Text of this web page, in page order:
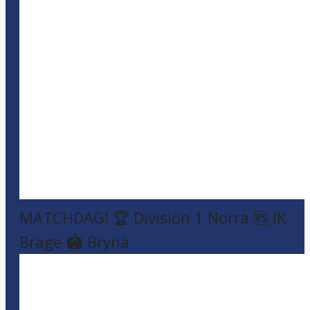
MATCHDAG! 🏆 Division 1 Norra 🆚 IK
Brage 🏟️ Brynä